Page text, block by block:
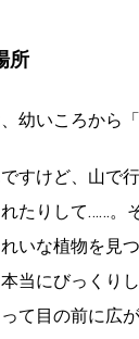
所
幼いころから
すけど、山
たりして……。
いな植物を見
当にびっくり
て目の前に広